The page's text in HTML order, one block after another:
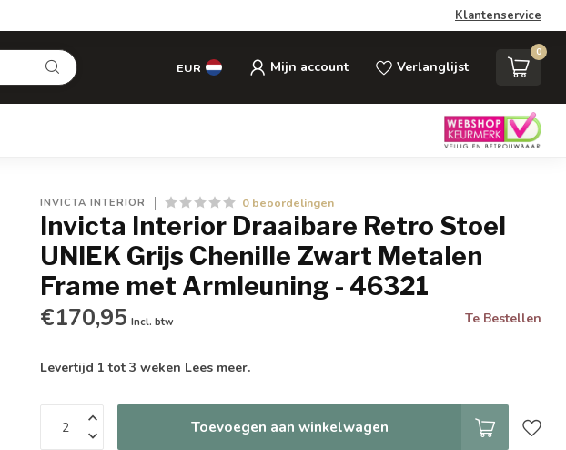
Klantenservice
EUR Mijn account Verlanglijst
0
INVICTA INTERIOR 0 beoordelingen
Invicta Interior Draaibare Retro Stoel
UNIEK Grijs Chenille Zwart Metalen
Frame met Armleuning - 46321
€170,95 Incl. btw Te Bestellen
Levertijd 1 tot 3 weken Lees meer.
Toevoegen aan winkelwagen